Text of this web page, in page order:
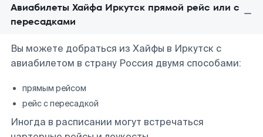
Авиабилеты Хайфа Иркутск прямой рейс или с
пересадками
Вы можете добраться из Хайфы в Иркутск с
авиабилетом в страну Россия двумя способами:
прямым рейсом
рейс с пересадкой
Иногда в расписании могут встречаться